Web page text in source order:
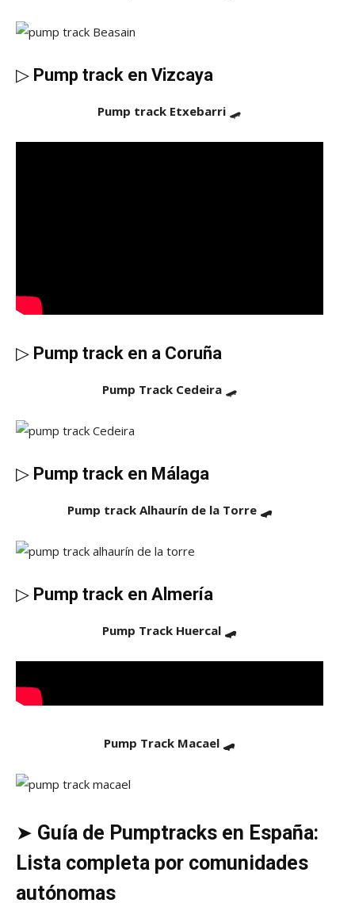
▷ Pump track en Vizcaya
Pump track Etxebarri 🛹
▷ Pump track en a Coruña
Pump Track Cedeira🛹
▷ Pump track en Málaga
Pump track Alhaurín de la Torre 🛹
▷ Pump track en Almería
Pump Track Huercal 🛹
Pump Track Macael 🛹
➤ Guía de Pumptracks en España:
Lista completa por comunidades
autónomas